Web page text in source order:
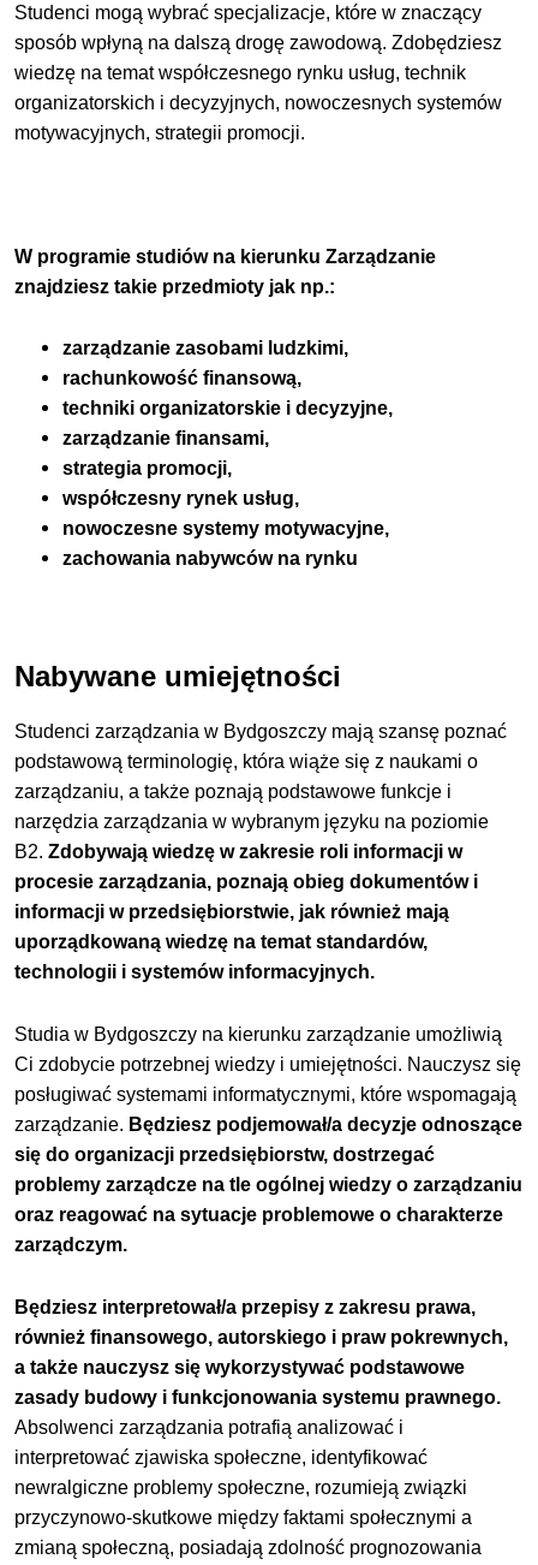
Studenci mogą wybrać specjalizacje, które w znaczący
sposób wpłyną na dalszą drogę zawodową. Zdobędziesz
wiedzę na temat współczesnego rynku usług, technik
organizatorskich i decyzyjnych, nowoczesnych systemów
motywacyjnych, strategii promocji.
W programie studiów na kierunku Zarządzanie
znajdziesz takie przedmioty jak np.:
zarządzanie zasobami ludzkimi,
rachunkowość finansową,
techniki organizatorskie i decyzyjne,
zarządzanie finansami,
strategia promocji,
współczesny rynek usług,
nowoczesne systemy motywacyjne,
zachowania nabywców na rynku
Nabywane umiejętności
Studenci zarządzania w Bydgoszczy mają szansę poznać
podstawową terminologię, która wiąże się z naukami o
zarządzaniu, a także poznają podstawowe funkcje i
narzędzia zarządzania w wybranym języku na poziomie
B2.Zdobywają wiedzę w zakresie roli informacji w
procesie zarządzania, poznają obieg dokumentów i
informacji w przedsiębiorstwie, jak również mają
uporządkowaną wiedzę na temat standardów,
technologii i systemów informacyjnych.
Studia w Bydgoszczy na kierunku zarządzanie umożliwią
Ci zdobycie potrzebnej wiedzy i umiejętności. Nauczysz się
posługiwać systemami informatycznymi, które wspomagają
zarządzanie. Będziesz podjemował/a decyzje odnoszące
się do organizacji przedsiębiorstw, dostrzegać
problemy zarządcze na tle ogólnej wiedzy o zarządzaniu
oraz reagować na sytuacje problemowe o charakterze
zarządczym.
Będziesz interpretował/a przepisy z zakresu prawa,
również finansowego, autorskiego i praw pokrewnych,
a także nauczysz się wykorzystywać podstawowe
zasady budowy i funkcjonowania systemu prawnego.
Absolwenci zarządzania potrafią analizować i
interpretować zjawiska społeczne, identyfikować
newralgiczne problemy społeczne, rozumieją związki
przyczynowo-skutkowe między faktami społecznymi a
zmianą społeczną, posiadają zdolność prognozowania